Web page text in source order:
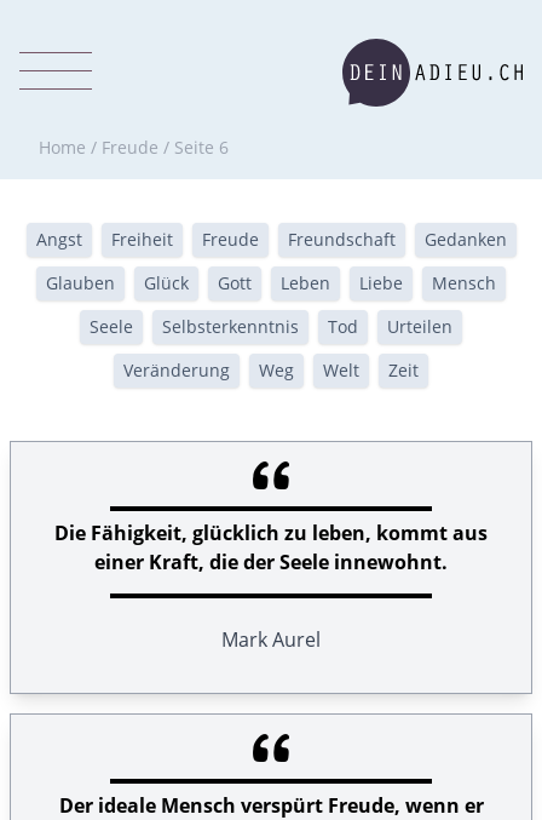
Home / Freude / Seite 6
Angst Freiheit Freude Freundschaft
Gedanken
Glauben
Glück Gott Leben Liebe
Mensch
Seele
Selbsterkenntnis Tod
Urteilen
Veränderung
Weg Welt Zeit
Die Fähigkeit, glücklich zu leben, kommt aus
einer Kraft, die der Seele innewohnt.
Mark Aurel
Der ideale Mensch verspürt Freude, wenn er